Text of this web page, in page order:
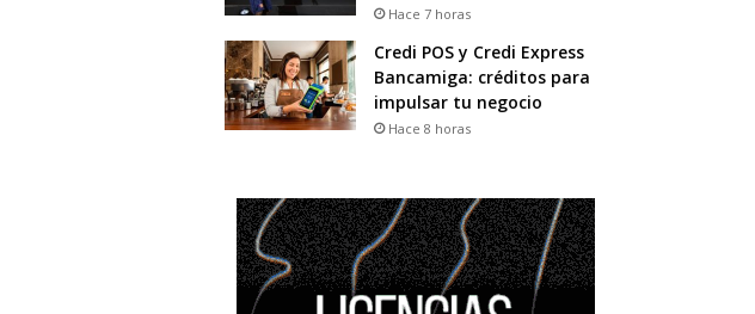
Hace 7 horas
Credi POS y Credi Express
Bancamiga: créditos para
impulsar tu negocio
Hace 8 horas